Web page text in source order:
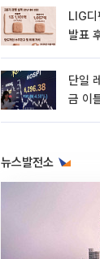
LIG디
발표
단일
금 이
뉴스발전소